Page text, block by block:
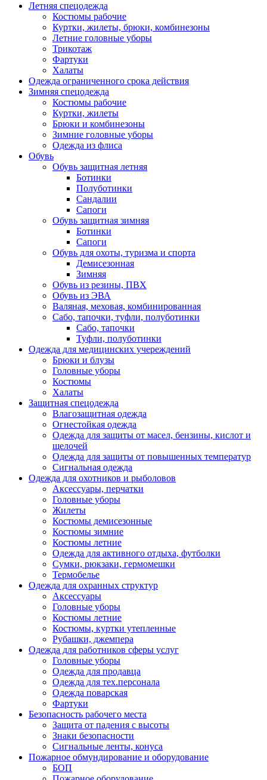
Летняя спецодежда
Костюмы рабочие
Куртки, жилеты, брюки, комбинезоны
Летние головные уборы
Трикотаж
Фартуки
Халаты
Одежда ограниченного срока действия
Зимняя спецодежда
Костюмы рабочие
Куртки, жилеты
Брюки и комбинезоны
Зимние головные уборы
Одежда из флиса
Обувь
Обувь защитная летняя
Ботинки
Полуботинки
Сандалии
Сапоги
Обувь защитная зимняя
Ботинки
Сапоги
Обувь для охоты, туризма и спорта
Демисезонная
Зимняя
Обувь из резины, ПВХ
Обувь из ЭВА
Валяная, меховая, комбинированная
Сабо, тапочки, туфли, полуботинки
Сабо, тапочки
Туфли, полуботинки
Одежда для медицинских учереждений
Брюки и блузы
Головные уборы
Костюмы
Халаты
Защитная спецодежда
Влагозащитная одежда
Огнестойкая одежда
Одежда для защиты от масел, бензины, кислот и
щелочей
Одежда для защиты от повышенных температур
Сигнальная одежда
Одежда для охотников и рыболовов
Аксессуары, перчатки
Головные уборы
Жилеты
Костюмы демисезонные
Костюмы зимние
Костюмы летние
Одежда для активного отдыха, футболки
Сумки, рюкзаки, гермомешки
Термобелье
Одежда для охранных структур
Аксессуары
Головные уборы
Костюмы летние
Костюмы, куртки утепленные
Рубашки, джемпера
Одежда для работников сферы услуг
Головные уборы
Одежда для продавца
Одежда для тех.персонала
Одежда поварская
Фартуки
Безопасность рабочего места
Защита от падения с высоты
Знаки безопасности
Сигнальные ленты, конуса
Пожарное обмундирование и оборудование
БОП